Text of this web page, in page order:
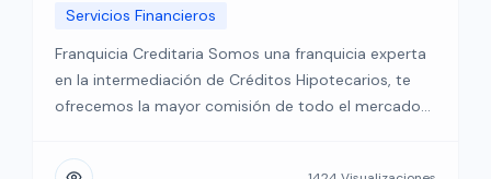
Servicios Financieros
Franquicia Creditaria Somos una franquicia experta
en la intermediación de Créditos Hipotecarios, te
ofrecemos la mayor comisión de todo el mercado
intermediación de créditos hipotecarios y créditos